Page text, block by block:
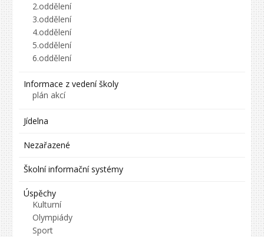
2.oddělení
3.oddělení
4.oddělení
5.oddělení
6.oddělení
Informace z vedení školy
plán akcí
Jídelna
Nezařazené
Školní informační systémy
Úspěchy
Kulturní
Olympiády
Sport